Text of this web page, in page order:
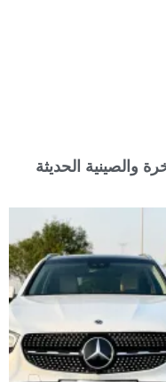
والصينية الحديثة